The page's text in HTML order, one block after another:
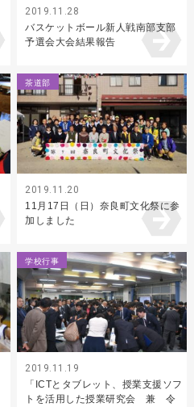
2019.11.28
バスケットボール新人戦南部支部
予選会大会結果報告
茶道部
2019.11.20
11月17日（日）奈良町文化祭に参
加しました
学校行事
2019.11.19
「ICTとタブレット、授業支援ソフ
トを活用した授業研究会 兼 令